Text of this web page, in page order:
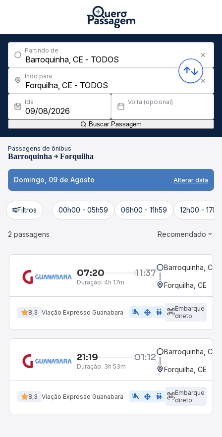
Partindo de
Indo para
Ida Volta (opcional)
Buscar Passagem
Passagens de ônibus
Barroquinha Forquilha
Domingo, 09 de Agosto Alterar data
Filtros 00h00 - 05h59 06h00 - 11h59 12h00 -
2 passagens Recomendado
07:20 11:37
Duração: 4h 17m
Barroquinha, CE
Forquilha, CE
8,3 Viação Expresso Guanabara airline_seat_legroom_extra ac_unit WC
Embarque
direto
21:19 01:12
Duração: 3h 53m
Barroquinha, CE
Forquilha, CE
8,3 Viação Expresso Guanabara airline_seat_legroom_extra ac_unit WC
Embarque
direto